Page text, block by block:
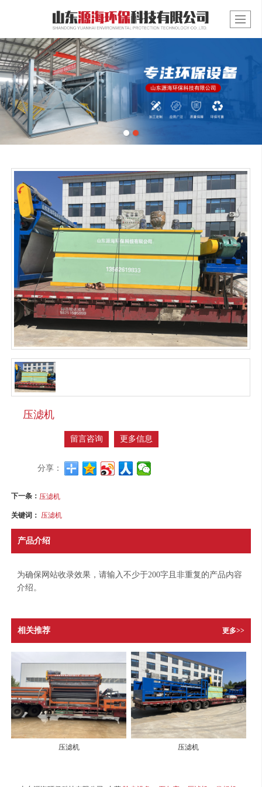
压滤机
留言咨询 更多信息
分享：
下一条： 压滤机
关键词： 压滤机
产品介绍
为确保网站收录效果，请输入不少于200字且非重复的产品内容
介绍。
相关推荐 更多>>
压滤机 压滤机